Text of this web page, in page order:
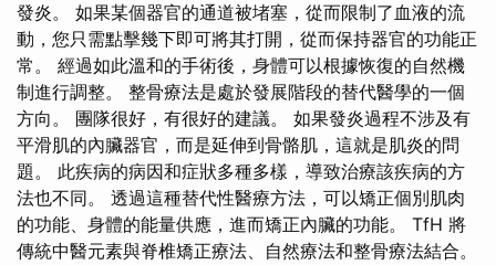
發炎。 如果某個器官的通道被堵塞，從而限制了血液的流
動，您只需點擊幾下即可將其打開，從而保持器官的功能正
常。 經過如此溫和的手術後，身體可以根據恢復的自然機
制進行調整。 整骨療法是處於發展階段的替代醫學的一個
方向。 團隊很好，有很好的建議。 如果發炎過程不涉及有
平滑肌的內臟器官，而是延伸到骨骼肌，這就是肌炎的問
題。 此疾病的病因和症狀多種多樣，導致治療該疾病的方
法也不同。 透過這種替代性醫療方法，可以矯正個別肌肉
的功能、身體的能量供應，進而矯正內臟的功能。 TfH 將
傳統中醫元素與脊椎矯正療法、自然療法和整骨療法結合。